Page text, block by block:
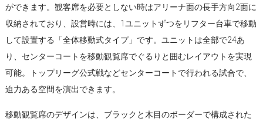
ができます。観客席を必要としない時はアリーナ面の長手方向2面に
収納されており、設営時には、1ユニットずつをリフター台車で移動
して設置する「全体移動式タイプ」です。ユニットは全部で24あ
り、センターコートを移動観覧席でぐるりと囲むレイアウトを実現
可能。トップリーグ公式戦などセンターコートで行われる試合で、
迫力ある空間を演出できます。
移動観覧席のデザインは、ブラックと木目のボーダーで構成された